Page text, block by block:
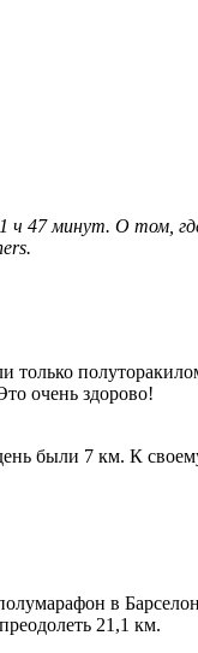
1 ч 47 минут. О
очень здорово!
были 7 км. К
в
21,1 км.